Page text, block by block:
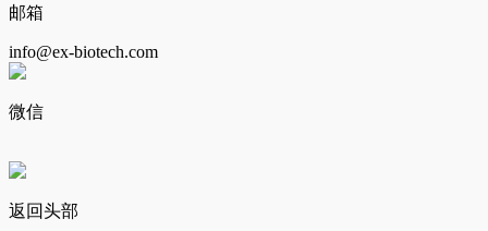
邮箱
info@ex-biotech.com
微信
返回头部